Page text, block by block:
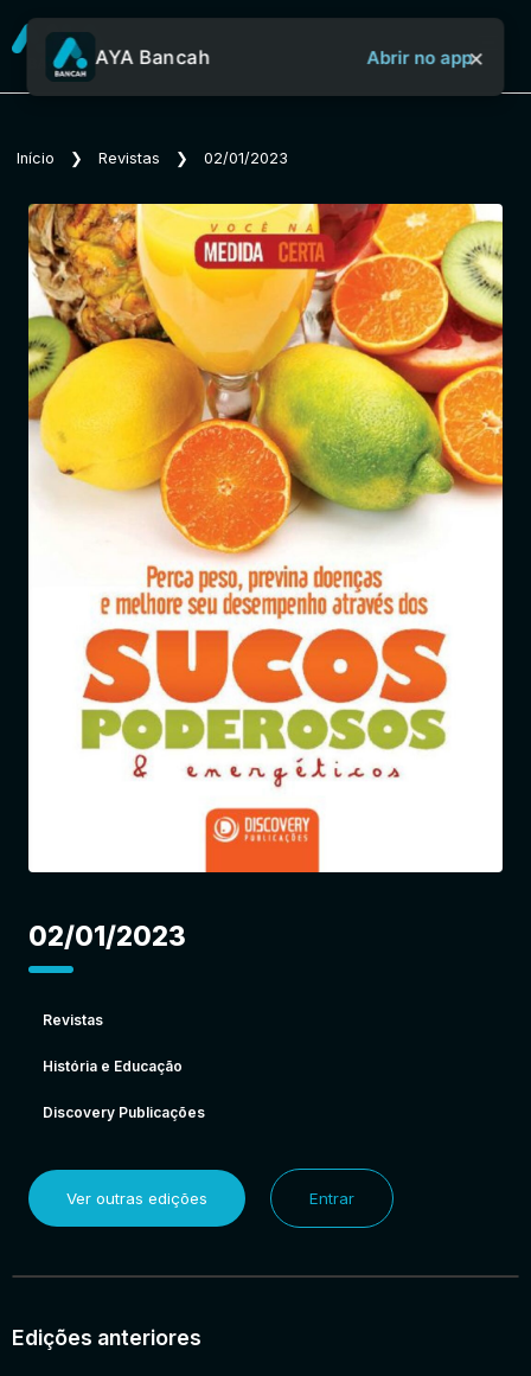
Sobre o Aya Bancah
Início
Revistas
Jornais
Notícias
Entrar
AYA Bancah Abrir no app×
Início ❯ Revistas ❯ 02/01/2023
02/01/2023
Revistas
História e Educação
Discovery Publicações
Ver outras edições Entrar
Edições anteriores